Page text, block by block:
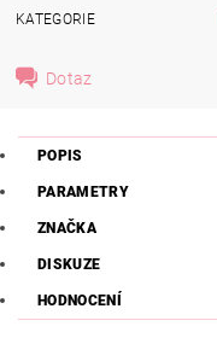
KATEGORIE
Dotaz
POPIS
PARAMETRY
ZNAČKA
DISKUZE
HODNOCENÍ